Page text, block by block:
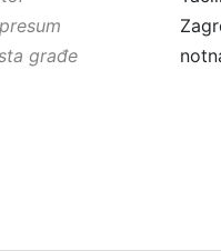
građe